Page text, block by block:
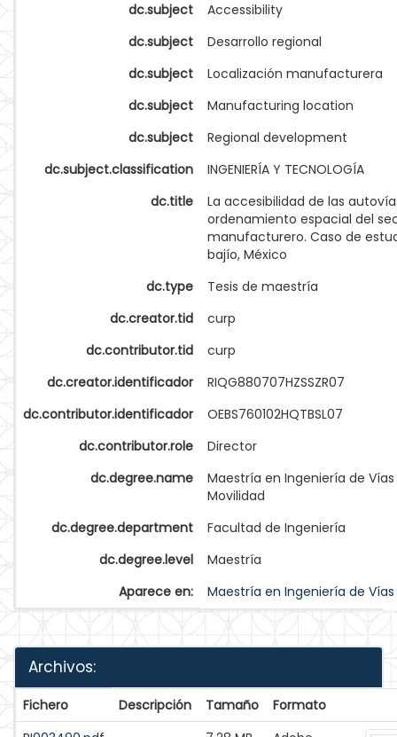
dc.subject
Accessibility
dc.subject
Desarrollo regional
dc.subject
Localización manufacturera
dc.subject
Manufacturing location
dc.subject
Regional development
dc.subject.classification
INGENIERÍA Y TECNOLOGÍA
dc.title
La accesibilidad de las
ordenamiento espacial del
manufacturero. Caso de
bajío, México
dc.type
Tesis de maestría
dc.creator.tid
curp
dc.contributor.tid
curp
dc.creator.identificador
RIQG880707HZSSZR07
dc.contributor.identificador
OEBS760102HQTBSL07
dc.contributor.role
Director
dc.degree.name
Maestría en Ingeniería de
Movilidad
dc.degree.department
Facultad de Ingeniería
dc.degree.level
Maestría
Aparece en:
Maestría en Ingeniería de
Archivos:
Fichero Descripción Tamaño
Formato